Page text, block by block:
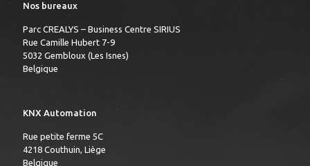
Nos bureaux
Parc CREALYS – Business Centre SIRIUS
Rue Camille Hubert 7-9
5032 Gembloux (Les Isnes)
Belgique
KNX Automation
Rue petite ferme 5C
4218 Couthuin, Liège
Belgique